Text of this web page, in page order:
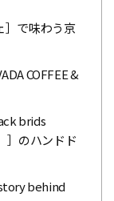
］で味わう京
COFFEE &
brids
］のハンドド
behind